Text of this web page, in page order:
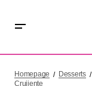
Homepage Desserts
Crujiente